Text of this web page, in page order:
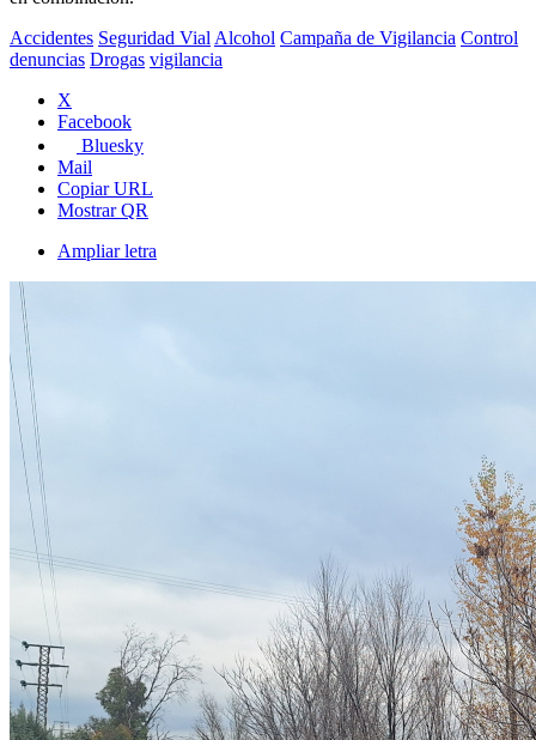
Accidentes Seguridad Vial Alcohol Campaña de Vigilancia Control
denuncias Drogas vigilancia
X
Facebook
Bluesky
Mail
Copiar URL
Mostrar QR
Ampliar letra